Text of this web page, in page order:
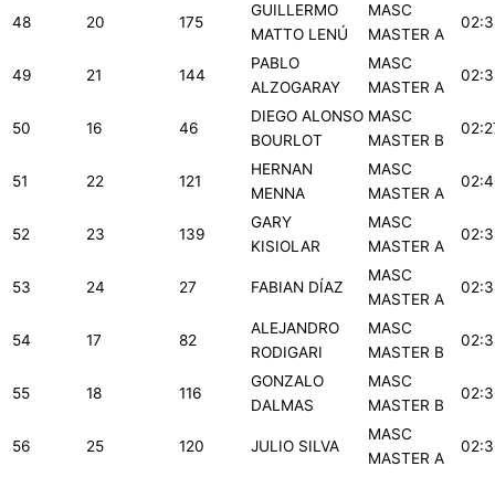
48 20 175
GUILLERMO
MATTO LENÚ
MASC
MASTER A
49 21 144
PABLO
ALZOGARAY
MASC
MASTER A
50 16 46
DIEGO ALONSO
BOURLOT
MASC
MASTER B
51 22 121
HERNAN
MENNA
MASC
MASTER A
52 23 139
GARY
KISIOLAR
MASC
MASTER A
53 24 27 FABIAN DÍAZ
MASC
MASTER A
54 17 82
ALEJANDRO
RODIGARI
MASC
MASTER B
55 18 116
GONZALO
DALMAS
MASC
MASTER B
56 25 120 JULIO SILVA
MASC
MASTER A